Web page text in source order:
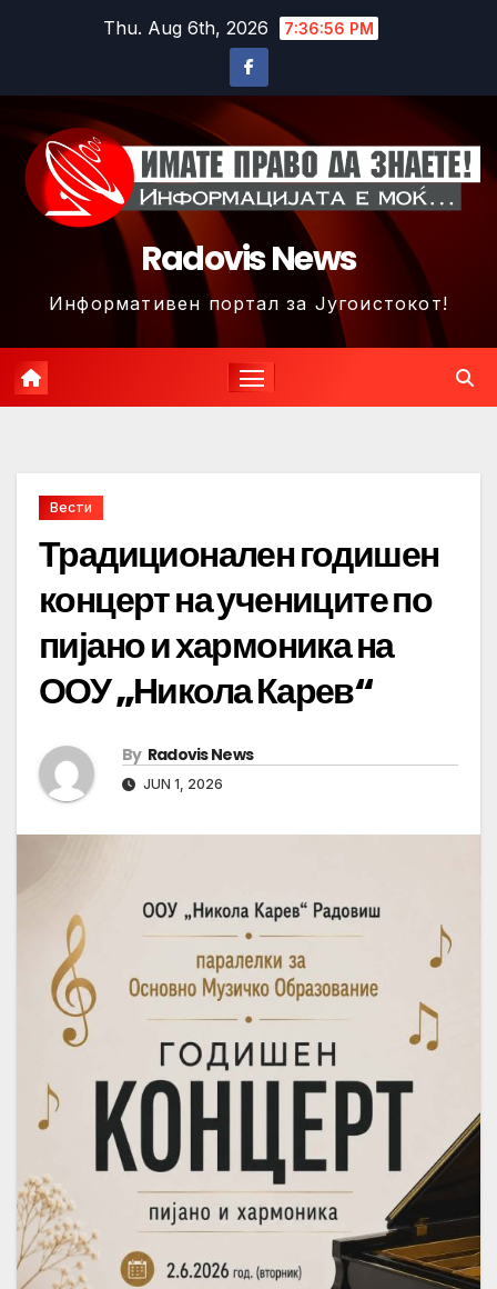
Thu. Aug 6th, 2026 7:36:58 PM
Radovis News
Информативен портал за Југоистокот!
Вести
Традиционален годишен
концерт на учениците по
пијано и хармоника на
ООУ „Никола Карев“
By Radovis News
JUN 1, 2026